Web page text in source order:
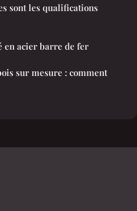
sont les qualifications
en acier barre de fer
sur mesure : comment